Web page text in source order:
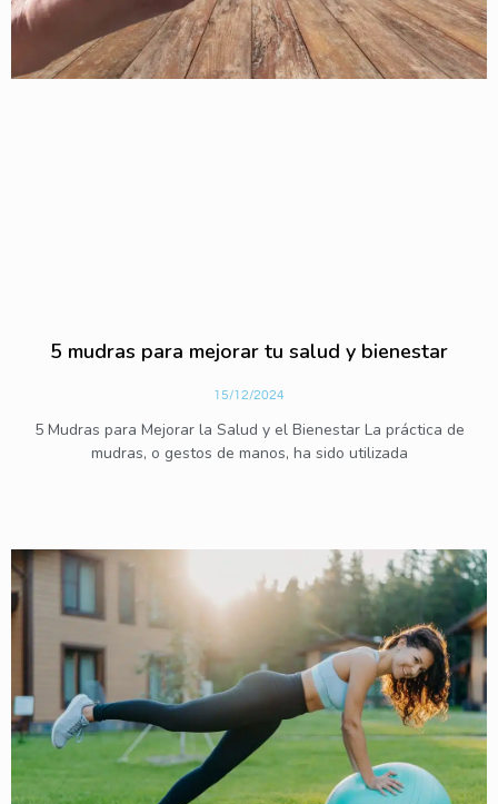
5 mudras para mejorar tu salud y bienestar
15/12/2024
5 Mudras para Mejorar la Salud y el Bienestar La práctica de
mudras, o gestos de manos, ha sido utilizada